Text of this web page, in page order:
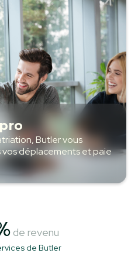
Butler vous
déplacements et paie
de revenu
de Butler